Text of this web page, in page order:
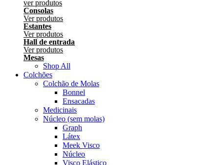
ver produtos
Consolas
Ver produtos
Estantes
Ver produtos
Hall de entrada
Ver produtos
Mesas
Shop All
Colchões
Colchão de Molas
Bonnel
Ensacadas
Medicinais
Núcleo (sem molas)
Graph
Látex
Meek Visco
Núcleo
Visco Elástico